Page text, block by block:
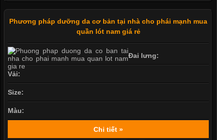
Phương pháp dưỡng da cơ bản tại nhà cho phái mạnh mua
quần lót nam giá rẻ
Đai lưng:
Vải:
Size:
Màu:
Chi tiết »